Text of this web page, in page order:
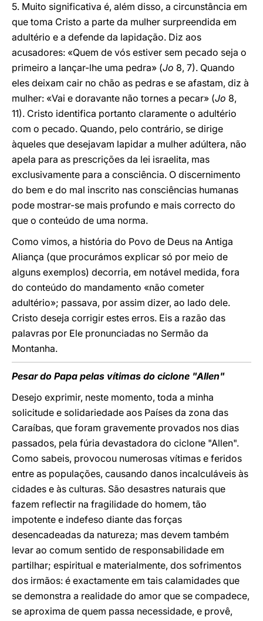
5. Muito significativa é, além disso, a circunstância em
que toma Cristo a parte da mulher surpreendida em
adultério e a defende da lapidação. Diz aos
acusadores: «Quem de vós estiver sem pecado seja o
primeiro a lançar-lhe uma pedra» (Jo 8, 7). Quando
eles deixam cair no chão as pedras e se afastam, diz à
mulher: «Vai e doravante não tornes a pecar» (Jo 8,
11). Cristo identifica portanto claramente o adultério
com o pecado. Quando, pelo contrário, se dirige
àqueles que desejavam lapidar a mulher adúltera, não
apela para as prescrições da lei israelita, mas
exclusivamente para a consciência. O discernimento
do bem e do mal inscrito nas consciências humanas
pode mostrar-se mais profundo e mais correcto do
que o conteúdo de uma norma.
Como vimos, a história do Povo de Deus na Antiga
Aliança (que procurámos explicar só por meio de
alguns exemplos) decorria, em notável medida, fora
do conteúdo do mandamento «não cometer
adultério»; passava, por assim dizer, ao lado dele.
Cristo deseja corrigir estes erros. Eis a razão das
palavras por Ele pronunciadas no Sermão da
Montanha.
Pesar do Papa pelas vítimas do ciclone "Allen"
Desejo exprimir, neste momento, toda a minha
solicitude e solidariedade aos Países da zona das
Caraíbas, que foram gravemente provados nos dias
passados, pela fúria devastadora do ciclone "Allen".
Como sabeis, provocou numerosas vítimas e feridos
entre as populações, causando danos incalculáveis às
cidades e às culturas. São desastres naturais que
fazem reflectir na fragilidade do homem, tão
impotente e indefeso diante das forças
desencadeadas da natureza; mas devem também
levar ao comum sentido de responsabilidade em
partilhar; espiritual e materialmente, dos sofrimentos
dos irmãos: é exactamente em tais calamidades que
se demonstra a realidade do amor que se compadece,
se aproxima de quem passa necessidade, e provê,